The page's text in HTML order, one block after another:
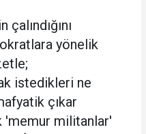
yönelik
istedikleri ne
çıkar
'memur militanlar'